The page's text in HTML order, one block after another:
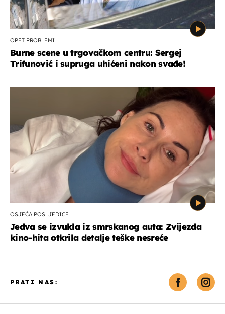
OPET PROBLEMI
Burne scene u trgovačkom centru: Sergej
Trifunović i supruga uhićeni nakon svađe!
OSJEĆA POSLJEDICE
Jedva se izvukla iz smrskanog auta: Zvijezda
kino-hita otkrila detalje teške nesreće
PRATI NAS: